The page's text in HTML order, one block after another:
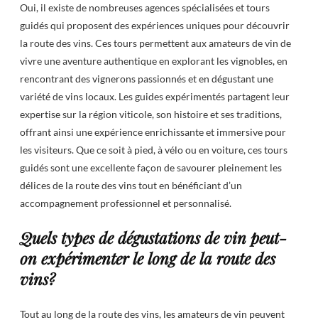
Oui, il existe de nombreuses agences spécialisées et tours
guidés qui proposent des expériences uniques pour découvrir
la route des vins. Ces tours permettent aux amateurs de vin de
vivre une aventure authentique en explorant les vignobles, en
rencontrant des vignerons passionnés et en dégustant une
variété de vins locaux. Les guides expérimentés partagent leur
expertise sur la région viticole, son histoire et ses traditions,
offrant ainsi une expérience enrichissante et immersive pour
les visiteurs. Que ce soit à pied, à vélo ou en voiture, ces tours
guidés sont une excellente façon de savourer pleinement les
délices de la route des vins tout en bénéficiant d’un
accompagnement professionnel et personnalisé.
Quels types de dégustations de vin peut-
on expérimenter le long de la route des
vins?
Tout au long de la route des vins, les amateurs de vin peuvent